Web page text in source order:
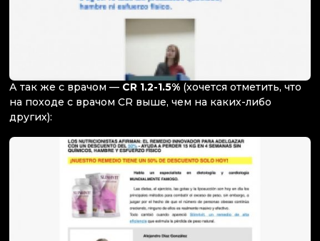
А так же с врачом — CR 1.2-1.5% (хочется отметить, что
на походе с врачом CR выше, чем на каких-либо
других):